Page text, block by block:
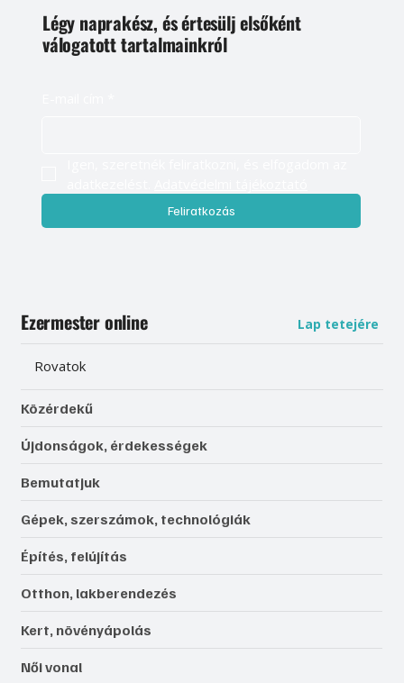
Légy naprakész, és értesülj elsőként
válogatott tartalmainkról
Feliratkozás
Ezermester online Lap tetejére
Rovatok
Közérdekű
Újdonságok, érdekességek
Bemutatjuk
Gépek, szerszámok, technológiák
Építés, felújítás
Otthon, lakberendezés
Kert, növényápolás
Női vonal